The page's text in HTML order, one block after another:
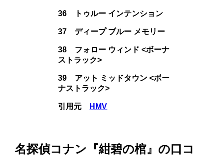
36 トゥルー インテンション
37 ディープ ブルー メモリー
38 フォロー ウィンド <ボーナ
ストラック>
39 アット ミッドタウン <ボー
ナストラック>
引用元 HMV
名探偵コナン『紺碧の棺』の口コ